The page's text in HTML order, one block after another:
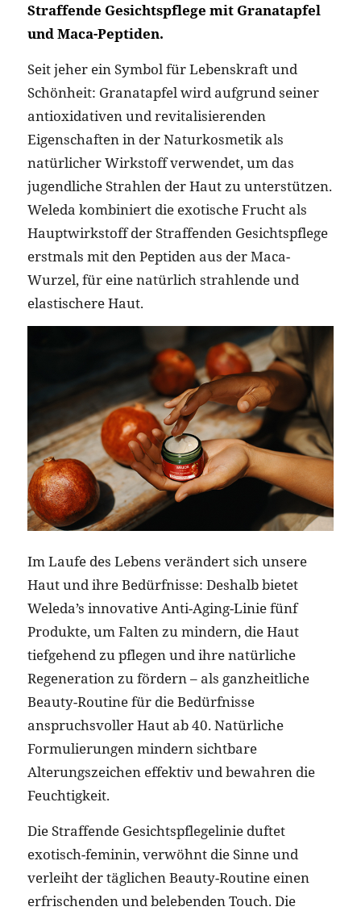
Straffende Gesichtspflege mit Granatapfel
und Maca-Peptiden.
Seit jeher ein Symbol für Lebenskraft und
Schönheit: Granatapfel wird aufgrund seiner
antioxidativen und revitalisierenden
Eigenschaften in der Naturkosmetik als
natürlicher Wirkstoff verwendet, um das
jugendliche Strahlen der Haut zu unterstützen.
Weleda kombiniert die exotische Frucht als
Hauptwirkstoff der Straffenden Gesichtspflege
erstmals mit den Peptiden aus der Maca-
Wurzel, für eine natürlich strahlende und
elastischere Haut.
Im Laufe des Lebens verändert sich unsere
Haut und ihre Bedürfnisse: Deshalb bietet
Weleda’s innovative Anti-Aging-Linie fünf
Produkte, um Falten zu mindern, die Haut
tiefgehend zu pflegen und ihre natürliche
Regeneration zu fördern – als ganzheitliche
Beauty-Routine für die Bedürfnisse
anspruchsvoller Haut ab 40. Natürliche
Formulierungen mindern sichtbare
Alterungszeichen effektiv und bewahren die
Feuchtigkeit.
Die Straffende Gesichtspflegelinie duftet
exotisch-feminin, verwöhnt die Sinne und
verleiht der täglichen Beauty-Routine einen
erfrischenden und belebenden Touch. Die